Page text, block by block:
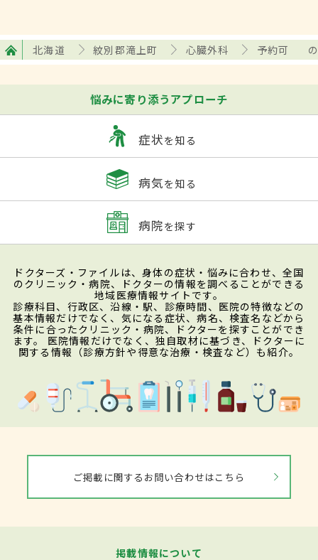
北海道 紋別郡滝上町 心臓外科 予約可
悩みに寄り添うアプローチ
症状を知る
病気を知る
病院を探す
ドクターズ・ファイルは、身体の症状・悩みに合わせ、全国
のクリニック・病院、ドクターの情報を調べることができる
地域医療情報サイトです。
診療科目、行政区、沿線・駅、診療時間、医院の特徴などの
基本情報だけでなく、気になる症状、病名、検査名などから
条件に合ったクリニック・病院、ドクターを探すことができ
ます。 医院情報だけでなく、独自取材に基づき、ドクターに
関する情報（診療方針や得意な治療・検査など）も紹介。
ご掲載に関するお問い合わせはこちら
掲載情報について